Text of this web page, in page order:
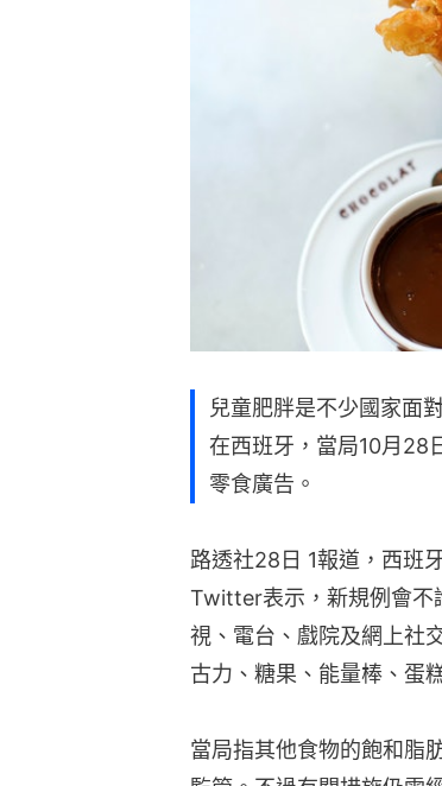
兒童肥胖是不少國家面
在西班牙，當局10月28
零食廣告。
路透社28日 1報道，西班
Twitter表示，新規例會不
視、電台、戲院及網上社
古力、糖果、能量棒、蛋
當局指其他食物的飽和脂